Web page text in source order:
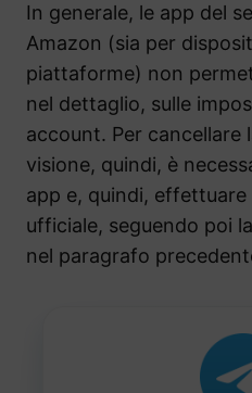
In generale, le app del
Amazon (sia per
piattaforme) non
nel dettaglio, sulle
account. Per cancellare
visione, quindi, è
app e, quindi, effettuare
ufficiale, seguendo poi
nel paragrafo